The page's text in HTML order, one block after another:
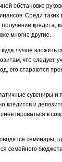
обстановке
Среди таких
кредита,
многие другие.
лучше вложить
что следует
его стараются
сувениры
кредитов и
в
семинары,
семейного